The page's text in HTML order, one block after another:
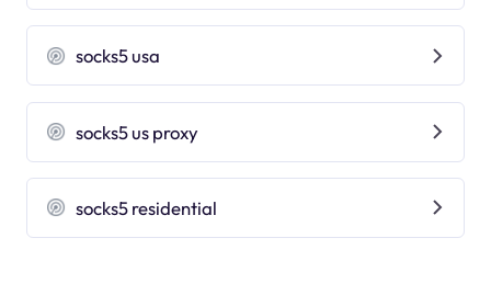
socks5 usa
socks5 us proxy
socks5 residential